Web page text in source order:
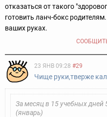
отказаться от такого
готовить ланч-бокс
ваших руках.
23 ЯНВ 09:28 #29
Чище руки,тверже кал
За месяц в 15 учебных дней
(январь)